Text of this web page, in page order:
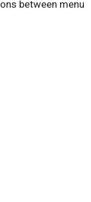
between menu